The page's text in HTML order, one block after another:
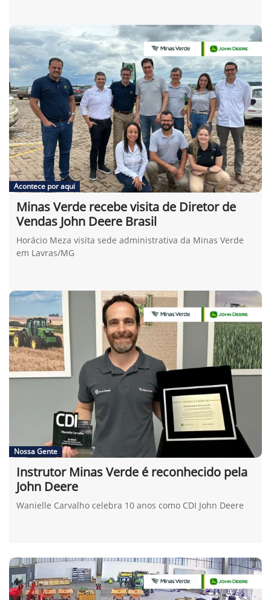
Acontece por aqui
Minas Verde recebe visita de Diretor de
Vendas John Deere Brasil
Horácio Meza visita sede administrativa da Minas Verde
em Lavras/MG
Nossa Gente
Instrutor Minas Verde é reconhecido pela
John Deere
Wanielle Carvalho celebra 10 anos como CDI John Deere